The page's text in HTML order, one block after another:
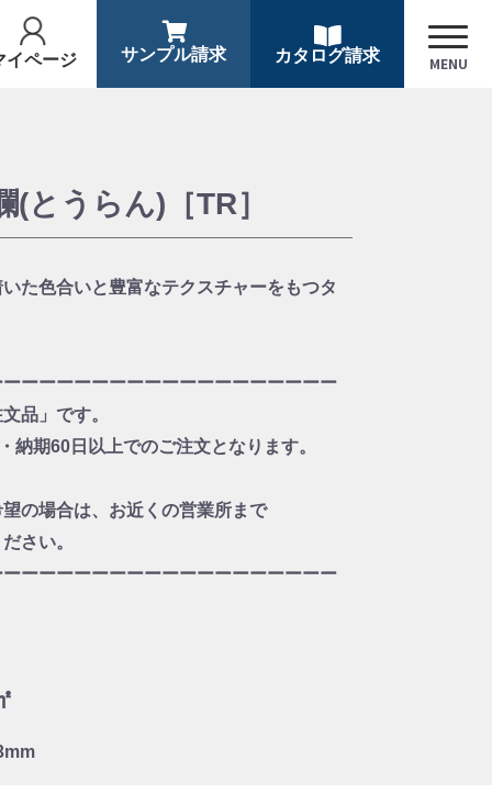
イページ サンプル請求 カタログ請求 MENU
(とうらん)［TR］
た色合いと豊富なテクスチャーをもつタ
ーーーーーーーーーーーーーーーーーー
品」です。
期60日以上でのご注文となります。
の場合は、お近くの営業所まで
さい。
ーーーーーーーーーーーーーーーーーー